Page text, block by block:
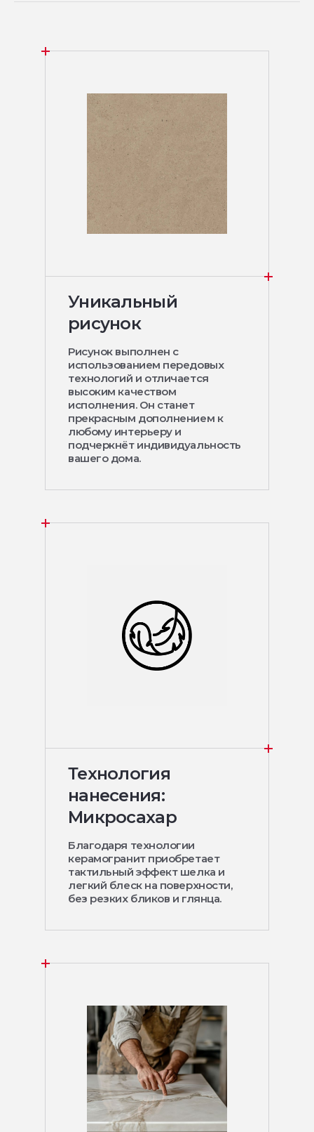
Уникальный
рисунок
Рисунок выполнен с
использованием передовых
технологий и отличается
высоким качеством
исполнения. Он станет
прекрасным дополнением к
любому интерьеру и
подчеркнёт индивидуальность
вашего дома.
Технология
нанесения:
Микросахар
Благодаря технологии
керамогранит приобретает
тактильный эффект шелка и
легкий блеск на поверхности,
без резких бликов и глянца.